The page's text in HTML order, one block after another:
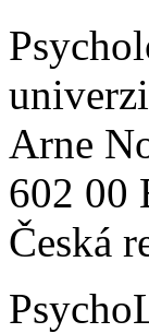
Arne
602 00
Česká